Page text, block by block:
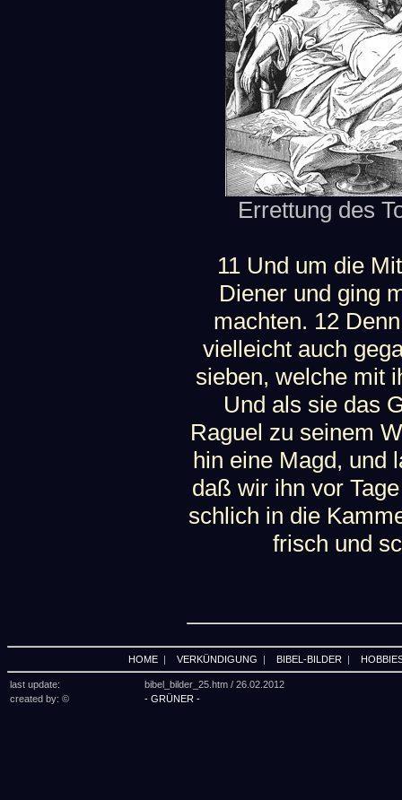
Errettung des
11 Und um die
Diener und ging
machten. 12
vielleicht auch
sieben, welche mit
Und als sie das
Raguel zu seinem
hin eine Magd, und
daß wir ihn vor
schlich in die
frisch und
HOME| VERKÜNDIGUNG | BIBEL-BILDER |
last update: bibel_bilder_25.htm / 26.02.2012
created by: ©
- GRÜNER -